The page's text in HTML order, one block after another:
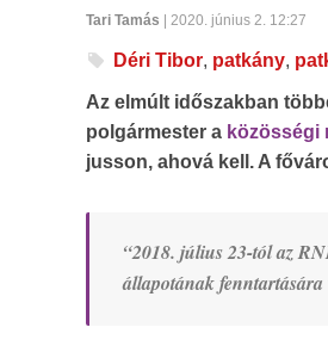
Tari Tamás | 2020. június 2. 12:27
Déri Tibor, patkány,
Az elmúlt időszakban
polgármester a közösségi
jusson, ahová kell. A
“2018. július 23-tól az
állapotának